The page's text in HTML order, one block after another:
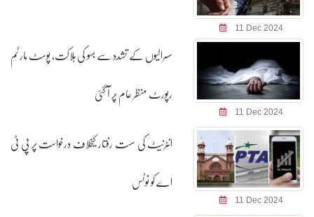
11 Dec 2024
11 Dec 2024
سسرالیوں کے تشدد سے بہو کی ہلاکت، پوسٹ مارٹم
رپورٹ منظر عام پر آ گئی
11 Dec 2024
انٹرنیٹ کی سست رفتار کیخلاف درخواست پر پی ٹی
اے کو نوٹس